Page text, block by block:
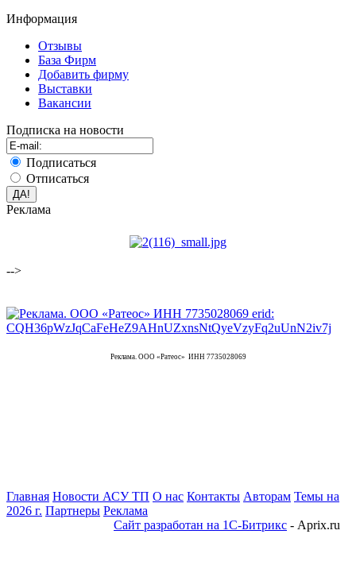
Информация
Отзывы
База Фирм
Добавить фирму
Выставки
Вакансии
Подписка на новости
Подписаться
Отписаться
Реклама
-->
Реклама. ООО «Ратеос» ИНН 7735028069
Главная Новости АСУ ТП О нас Контакты Авторам Темы на
2026 г. Партнеры Реклама
Сайт разработан на 1С-Битрикс - Aprix.ru